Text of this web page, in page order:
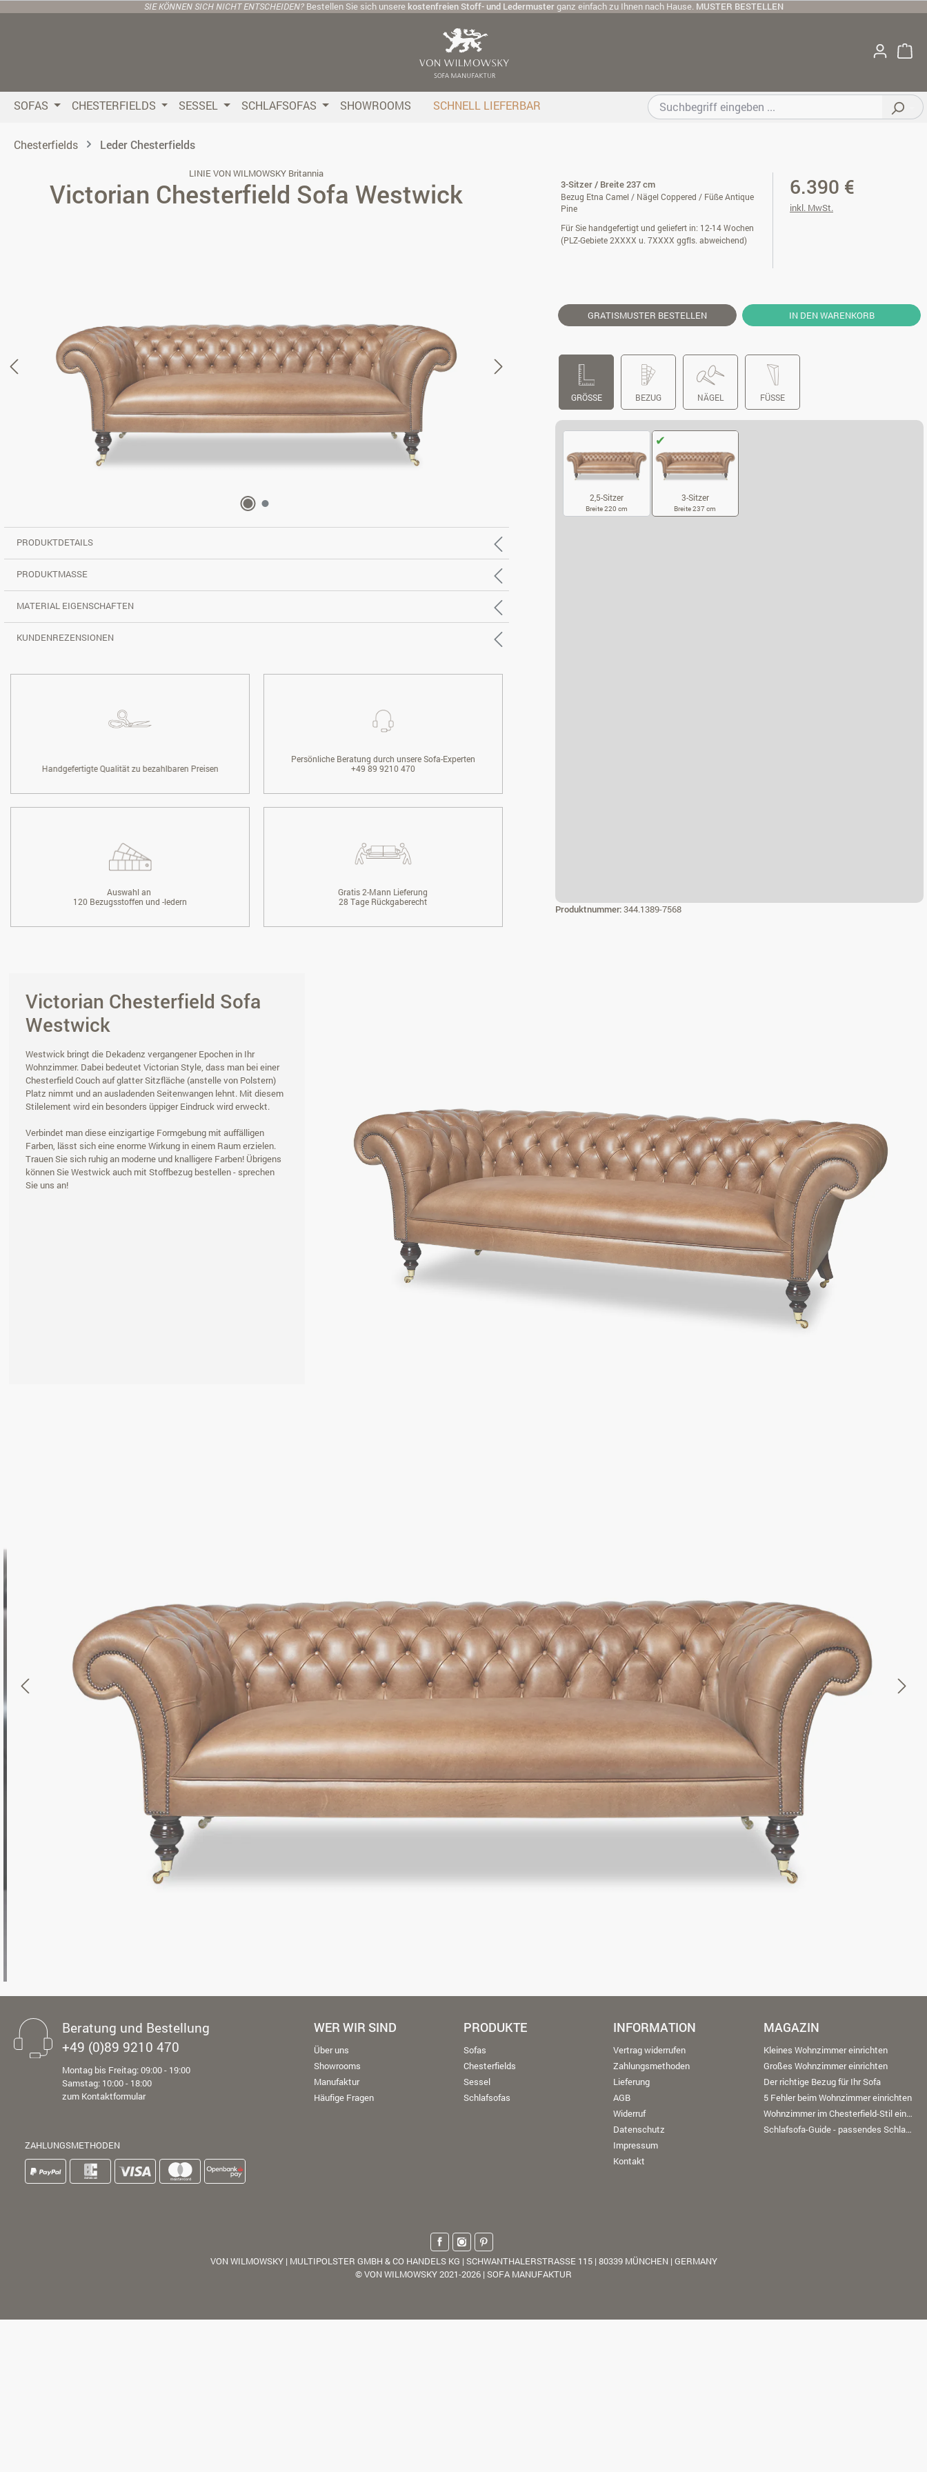
Hauptinhalt springen
Zur Suche springen
Zur Hauptnavigation springen
SIE KÖNNEN SICH NICHT ENTSCHEIDEN? Bestellen Sie sich unsere kostenfreien Stoff- und Ledermusterganz einfach zu Ihnen nach Hause. MUSTER BESTELLEN
SOFAS CHESTERFIELDS SESSEL SCHLAFSOFAS SHOWROOMS SCHNELL LIEFERBAR
Chesterfields Leder Chesterfields
LINIE VON WILMOWSKY Britannia
Victorian Chesterfield Sofa Westwick 3-Sitzer / Breite 237 cm
Bezug Etna Camel / Nägel Coppered / Füße Antique
Pine
Für Sie handgefertigt und geliefert in: 12-14 Wochen
(PLZ-Gebiete 2XXXX u. 7XXXX ggfls. abweichend)
6.390 €
inkl. MwSt.
GRATISMUSTER BESTELLEN IN DEN WARENKORB
GRÖSSE BEZUG NÄGEL FÜSSE
2,5-Sitzer
Breite 220 cm
3-Sitzer
Breite 237 cm
Produktnummer:344.1389-7568
PRODUKTDETAILS
PRODUKTMASSE
MATERIAL EIGENSCHAFTEN
KUNDENREZENSIONEN
Handgefertigte Qualität zu bezahlbaren Preisen
Persönliche Beratung durch unsere Sofa-Experten
+49 89 9210 470
Auswahl an
120 Bezugsstoffen und -ledern
Gratis 2-Mann Lieferung
28 Tage Rückgaberecht
Victorian Chesterfield Sofa
Westwick
Westwick bringt die Dekadenz vergangener Epochen in Ihr
Wohnzimmer. Dabei bedeutet Victorian Style, dass man bei einer
Chesterfield Couch auf glatter Sitzfläche (anstelle von Polstern)
Platz nimmt und an ausladenden Seitenwangen lehnt. Mit diesem
Stilelement wird ein besonders üppiger Eindruck wird erweckt.
Verbindet man diese einzigartige Formgebung mit auffälligen
Farben, lässt sich eine enorme Wirkung in einem Raum erzielen.
Trauen Sie sich ruhig an moderne und knalligere Farben! Übrigens
können Sie Westwick auch mit Stoffbezug bestellen - sprechen
Sie uns an!
Beratung und Bestellung
+49 (0)89 9210 470
Montag bis Freitag: 09:00 - 19:00
Samstag: 10:00 - 18:00
zum Kontaktformular
ZAHLUNGSMETHODEN
WER WIR SIND
Über uns
Showrooms
Manufaktur
Häufige Fragen
PRODUKTE
Sofas
Chesterfields
Sessel
Schlafsofas
INFORMATION
Vertrag widerrufen
Zahlungsmethoden
Lieferung
AGB
Widerruf
Datenschutz
Impressum
Kontakt
MAGAZIN
Kleines Wohnzimmer einrichten
Großes Wohnzimmer einrichten
Der richtige Bezug für Ihr Sofa
5 Fehler beim Wohnzimmer einrichten
Wohnzimmer im Chesterfield-Stil einrichten
Schlafsofa-Guide - passendes Schlafsofa finden
VON WILMOWSKY | MULTIPOLSTER GMBH & CO HANDELS KG | SCHWANTHALERSTRASSE 115 | 80339 MÜNCHEN | GERMANY
© VON WILMOWSKY 2021-2026 | SOFA MANUFAKTUR